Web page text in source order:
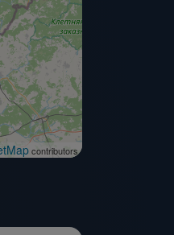
contributors